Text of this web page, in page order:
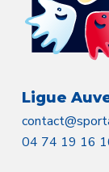
Ligue
04 74 19 16